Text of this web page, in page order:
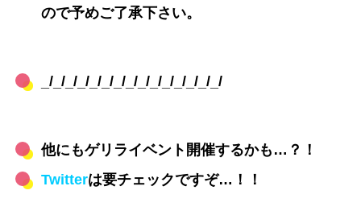
ので予めご了承下さい。
_/_/_/_/_/_/_/_/_/_/_/_/_/_/_/
他にもゲリライベント開催するかも…？！
Twitterは要チェックですぞ…！！